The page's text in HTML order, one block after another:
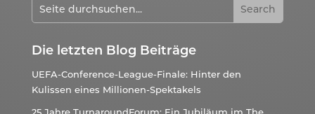
Die letzten Blog Beiträge
UEFA-Conference-League-Finale: Hinter den
Kulissen eines Millionen-Spektakels